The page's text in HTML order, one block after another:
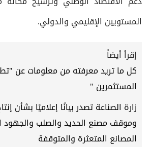
المستويين الإقليمي والدولي.
إقرأ أيضاً
كل ما تريد معرفته من معلومات عن
المستثمرين "
زارة الصناعة تصدر بيانًا إعلاميًا بشأن
وموقف مصنع الحديد والصلب والجهود
المصانع المتعثرة والمتوقفة